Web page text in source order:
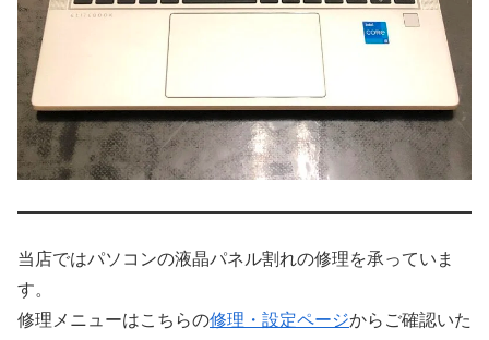
当店ではパソコンの液晶パネル割れの修理を承っていま
す。
修理メニューはこちらの修理・設定ページからご確認いた